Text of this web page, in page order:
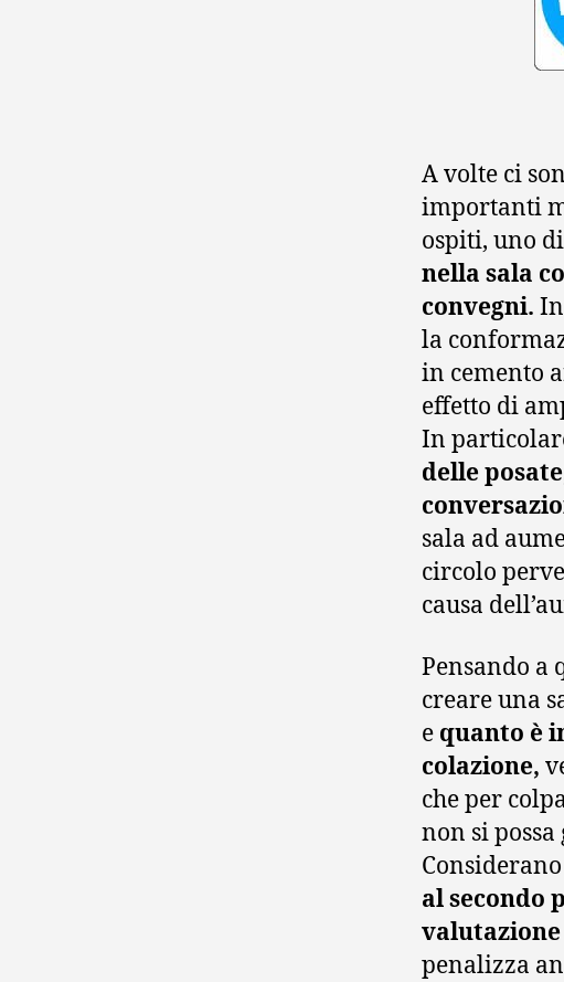
A volte ci
importanti
ospiti, uno
nella sala
convegni.
la
in cemento
effetto di
In
delle
sala ad
circolo
causa
Pensando a
creare una
e quanto è
colazione,
che per
non si
al secondo
penalizza